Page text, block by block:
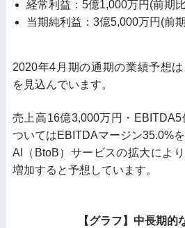
経常利益：5億1,000万円(前期
当期純利益：3億5,000万円(前
2020年4月期の通期の業績予想
を見込んでいます。
売上高16億3,000万円・
ついてはEBITDAマージン35.0%を
AI（BtoB）サービスの拡大によ
増加すると予想しています。
【グラフ】中長期的